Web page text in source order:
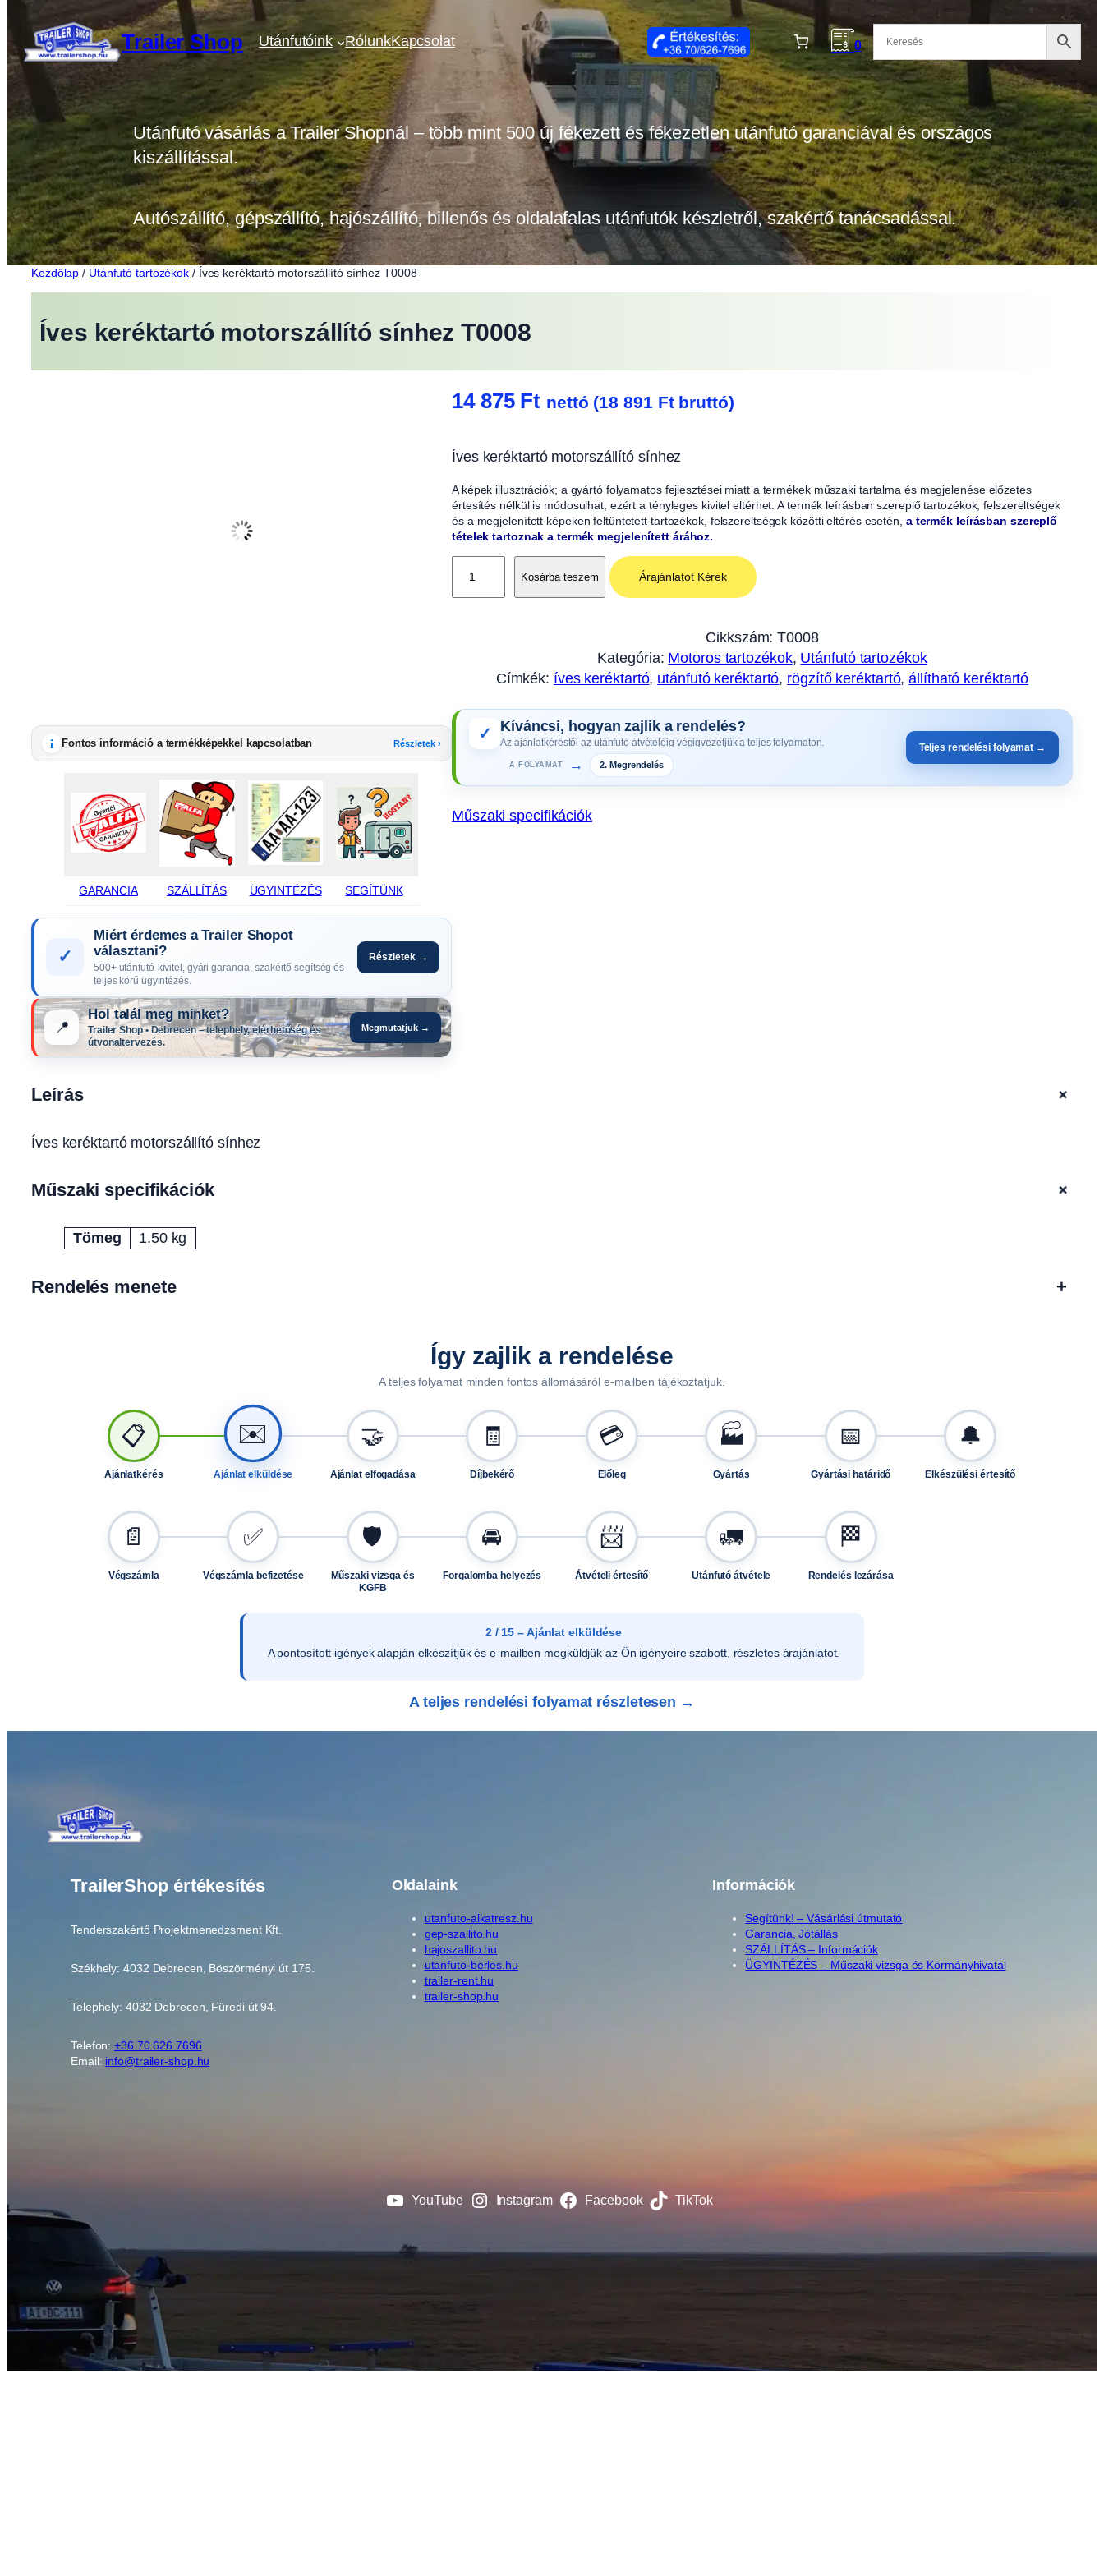
tartalomhoz
Trailer Shop Utánfutóink RólunkKapcsolat 0
Utánfutó vásárlás a Trailer Shopnál – több mint 500 új fékezett és fékezetlen utánfutó garanciával és országos
kiszállítással.
Autószállító, gépszállító, hajószállító, billenős és oldalafalas utánfutók készletről, szakértő tanácsadással.
Kezdőlap / Utánfutó tartozékok / Íves keréktartó motorszállító sínhez T0008
Íves keréktartó motorszállító sínhez T0008
i Fontos információ a termékképekkel kapcsolatban Részletek ›
GARANCIA SZÁLLÍTÁS ÜGYINTÉZÉS SEGÍTÜNK
✓
Miért érdemes a Trailer Shopot
választani?
500+ utánfutó-kivitel, gyári garancia, szakértő segítség és
teljes körű ügyintézés.
Részletek →
📍
Hol talál meg minket?
Trailer Shop • Debrecen – telephely, elérhetőség és
útvonaltervezés.
Megmutatjuk →
14 875 Ft nettó (18 891 Ftbruttó)
Íves keréktartó motorszállító sínhez
A képek illusztrációk; a gyártó folyamatos fejlesztései miatt a termékek műszaki tartalma és megjelenése előzetes
értesítés nélkül is módosulhat, ezért a tényleges kivitel eltérhet. A termék leírásban szereplő tartozékok, felszereltségek
és a megjelenített képeken feltüntetett tartozékok, felszereltségek közötti eltérés esetén, a termék leírásban szereplő
tételek tartoznak a termék megjelenített árához.
é
k
a
t
e
n
Kosárba teszem Árajánlatot Kérek
Cikkszám: T0008
Kategória: Motoros tartozékok, Utánfutó tartozékok
Címkék: íves keréktartó, utánfutó keréktartó, rögzítő keréktartó, állítható keréktartó
✓ Kíváncsi, hogyan zajlik a rendelés?
Az ajánlatkéréstől az utánfutó átvételéig végigvezetjük a teljes folyamaton.
A FOLYAMAT →
2. Megrendelés
3. Gyártás
Teljes rendelési folyamat →
Műszaki specifikációk
Leírás +
Íves keréktartó motorszállító sínhez
Műszaki specifikációk +
Attribútumok Érték
Tömeg 1.50 kg
Rendelés menete +
Így zajlik a rendelése
A teljes folyamat minden fontos állomásáról e-mailben tájékoztatjuk.
📋
Ajánlatkérés
✉️
Ajánlat elküldése
🤝
Ajánlat elfogadása
🧾
Díjbekérő
💳
Előleg
🏭
Gyártás
📅
Gyártási határidő
🔔
Elkészülési értesítő
📄
Végszámla
✅
Végszámla befizetése
🛡️
Műszaki vizsga és
KGFB
🚘
Forgalomba helyezés
📨
Átvételi értesítő
🚛
Utánfutó átvétele
🏁
Rendelés lezárása
2 / 15 – Ajánlat elküldése
A pontosított igények alapján elkészítjük és e-mailben megküldjük az Ön igényeire szabott, részletes árajánlatot.
A teljes rendelési folyamat részletesen →
TrailerShop értékesítés
Tenderszakértő Projektmenedzsment Kft.
Székhely: 4032 Debrecen, Böszörményi út 175.
Telephely: 4032 Debrecen, Füredi út 94.
Telefon:+36 70 626 7696
Email: info@trailer-shop.hu
Oldalaink
utanfuto-alkatresz.hu
gep-szallito.hu
hajoszallito.hu
utanfuto-berles.hu
trailer-rent.hu
trailer-shop.hu
Információk
Segítünk! – Vásárlási útmutató
Garancia, Jótállás
SZÁLLÍTÁS – Információk
ÜGYINTÉZÉS – Műszaki vizsga és Kormányhivatal
YouTube Instagram Facebook TikTok